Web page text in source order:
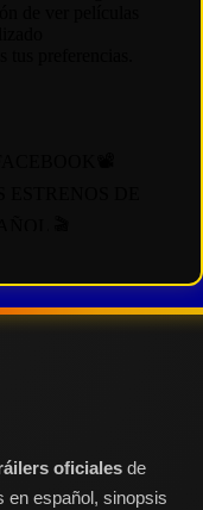
oficiales de
en español, sinopsis